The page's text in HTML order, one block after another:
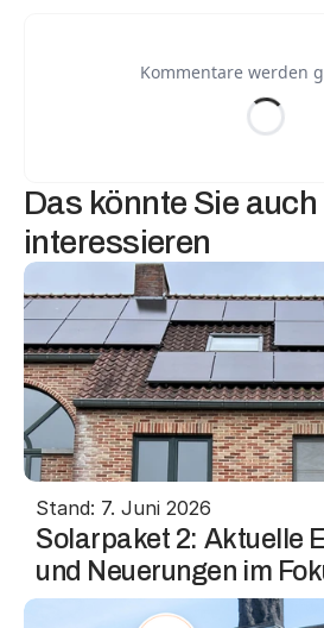
Kommentare werden
Das könnte Sie auch
interessieren
Stand: 7. Juni 2026
Solarpaket 2: Aktuelle
und Neuerungen im